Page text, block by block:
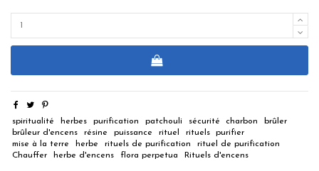
spiritualité herbes purification patchouli sécurité charbon
brûler
brûleur d'encens
résine puissance rituel rituels
purifier
mise à la terre
herbe rituels de purification
rituel de purification
Chauffer
herbe d'encens flora perpetua Rituels d'encens